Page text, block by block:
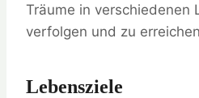
Träume in verschiedenen
verfolgen und zu
Lebensziele